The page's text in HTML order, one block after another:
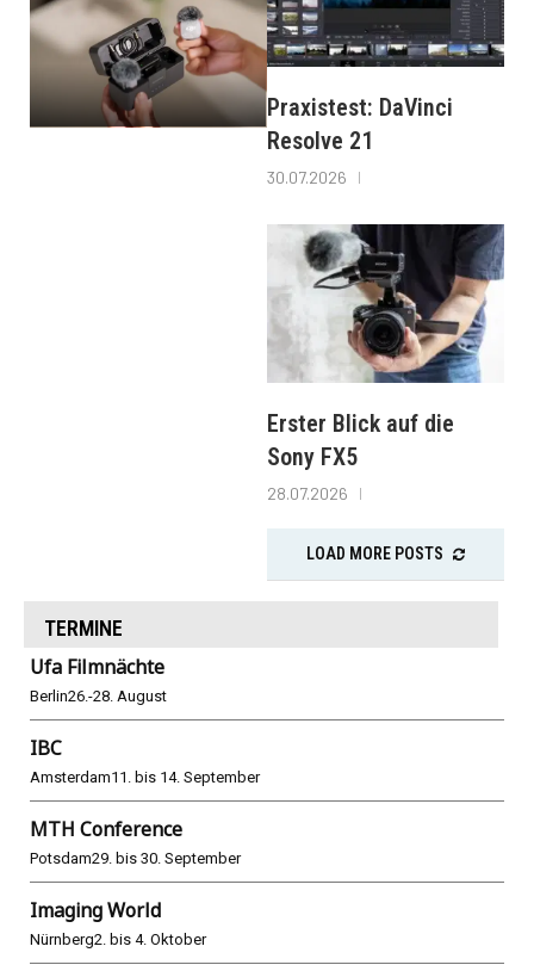
Praxistest: DaVinci
Resolve 21
30.07.2026
Erster Blick auf die
Sony FX5
28.07.2026
LOAD MORE POSTS
TERMINE
Ufa Filmnächte
Berlin26.-28. August
IBC
Amsterdam11. bis 14. September
MTH Conference
Potsdam29. bis 30. September
Imaging World
Nürnberg2. bis 4. Oktober